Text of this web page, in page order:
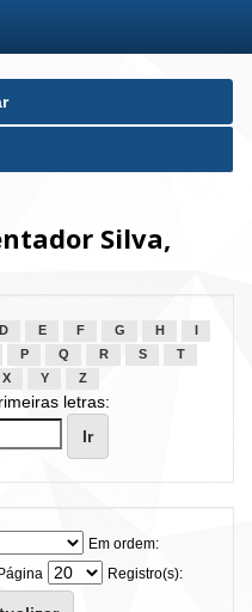
Silva,
D E F G H
P Q R S
T
X Y Z
letras:
Em ordem:
Registro(s):